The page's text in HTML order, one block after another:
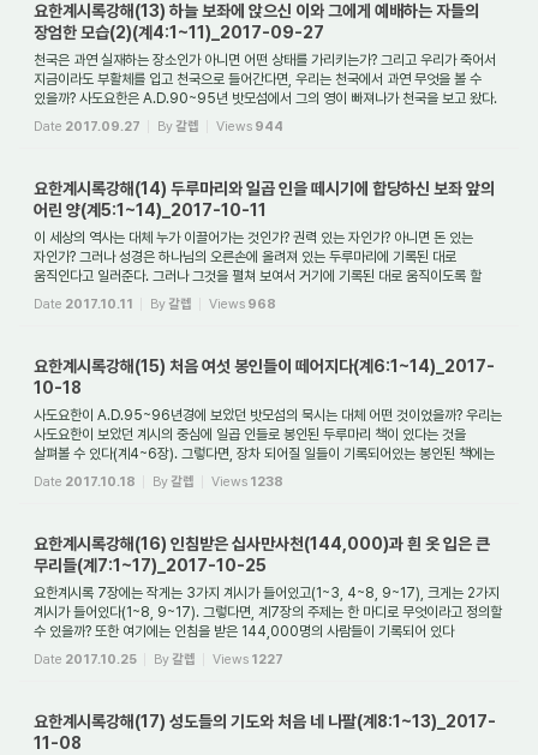
요한계시록강해(13) 하늘 보좌에 앉으신 이와 그에게 예배하는 자들의
장엄한 모습(2)(계4:1~11)_2017-09-27
천국은 과연 실재하는 장소인가 아니면 어떤 상태를 가리키는가? 그리고 우리가 죽어서
지금이라도 부활체를 입고 천국으로 들어간다면, 우리는 천국에서 과연 무엇을 볼 수
있을까? 사도요한은 A.D.90~95년 밧모섬에서 그의 영이 빠져나가 천국을 보고 왔다.
...
Date 2017.09.27 By갈렙 Views 944
요한계시록강해(14) 두루마리와 일곱 인을 떼시기에 합당하신 보좌 앞의
어린 양(계5:1~14)_2017-10-11
이 세상의 역사는 대체 누가 이끌어가는 것인가? 권력 있는 자인가? 아니면 돈 있는
자인가? 그러나 성경은 하나님의 오른손에 올려져 있는 두루마리에 기록된 대로
움직인다고 일러준다. 그러나 그것을 펼쳐 보여서 거기에 기록된 대로 움직이도록 할
존재가 ...
Date 2017.10.11 By갈렙 Views 968
요한계시록강해(15) 처음 여섯 봉인들이 떼어지다(계6:1~14)_2017-
10-18
사도요한이 A.D.95~96년경에 보았던 밧모섬의 묵시는 대체 어떤 것이었을까? 우리는
사도요한이 보았던 계시의 중심에 일곱 인들로 봉인된 두루마리 책이 있다는 것을
살펴볼 수 있다(계4~6장). 그렇다면, 장차 되어질 일들이 기록되어있는 봉인된 책에는
무엇...
Date 2017.10.18 By갈렙 Views 1238
요한계시록강해(16) 인침받은 십사만사천(144,000)과 흰 옷 입은 큰
무리들(계7:1~17)_2017-10-25
요한계시록 7장에는 작게는 3가지 계시가 들어있고(1~3, 4~8, 9~17), 크게는 2가지
계시가 들어있다(1~8, 9~17). 그렇다면, 계7장의 주제는 한 마디로 무엇이라고 정의할
수 있을까? 또한 여기에는 인침을 받은 144,000명의 사람들이 기록되어 있다
(계7:4~8). ...
Date 2017.10.25 By갈렙 Views 1227
요한계시록강해(17) 성도들의 기도와 처음 네 나팔(계8:1~13)_2017-
11-08